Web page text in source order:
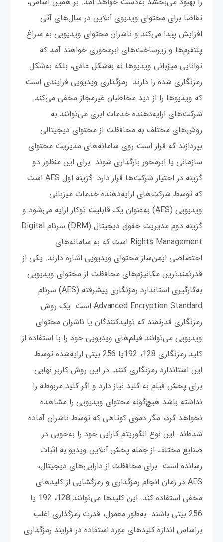
تقاضا برای محتوای ویدیوی آنلاین در سال‌های آتی
افزایش پیدا می‌کند و ناشران محتوای ویدیویی به سراغ
پلتفرم‌ها و زیرساخت‌های ابرمحوری خواهند آمد که
توانایی میزبانی ویدیوها نه به‌شکل عادی، بلکه به‌شکل
رمزنگاری شده را دارند. رمزگذاری ویدیویی فرایندی است
که ویدیوها را از دید مخاطبان غیرمجاز مخفی می‌کند.
شرکت‌های ارایه‌دهنده خدمات ابری می‌توانند به
روش‌های مختلف به محافظت از محتوای دیجیتالی
بپردازند که قرار است روی سامانه‌های مدیریت محتوای
سازمانی یا ابرمحور بارگذاری شوند. برای این منظور دو
گزینه در اختیار شرکت‌ها قرار دارد. گزینه اول AES است
که توسط شرکت‌های ارایه‌دهنده خدمات میزبانی
ویدیویی (AES) به‌عنوان یک قابلیت توکار ارایه می‌شود و
گزینه دوم مدیریت حقوق دیجیتال (DRM) سرنام Digital
Rights Management است که به سامانه‌های
اختصاصی ایمن‌ساز محتوای ویدیویی اشاره دارند. یکی از
قدرتمندترین مکانیزم‌های محافظت از محتوای ویدیویی
به‌کارگیری استاندارد رمزنگاری پیشرفته (AES) سرنام
Advanced Encryption Standard است. یک روش
رمزنگاری قدرتمند که تولیدکنندگان یا ناشران محتوای
ویدیویی می‌توانند فیلم‌های ویدیویی خود را با استفاده از
کلید رمزنگاری 128، 192یا 256 بیتی ارایه‌شده توسط
این استاندارد رمزنگاری کنند. در این روش کاربر نهایی
برای پخش فیلم به کلید نیاز دارد و اگر کلید مربوطه را
نداشته باشد هیچ‌گونه محتوای ویدیویی را مشاهده
نخواهد کرد، مگر دموی کوتاهی که توسط ناشران آماده
شده‌اند. این نوع الگوریتم کارایی خود را به‌خوبی در
صنایع مختلف از جمله پخش آنلاین ویدیو به ‌اثبات
رسانده است. برای محافظت از دارایی‌های دیجیتال،
AES در زمان انجام رمزگذاری و رمزگشایی از کلیدهای
مخفی استفاده کند. این کلیدها می‌توانند 128، 192 یا
256 بیتی باشند. به‌طور معمول، قدرت رمزگذاری اغلب
براساس اندازه کلیدهای مورد استفاده در فرایند رمزگذاری